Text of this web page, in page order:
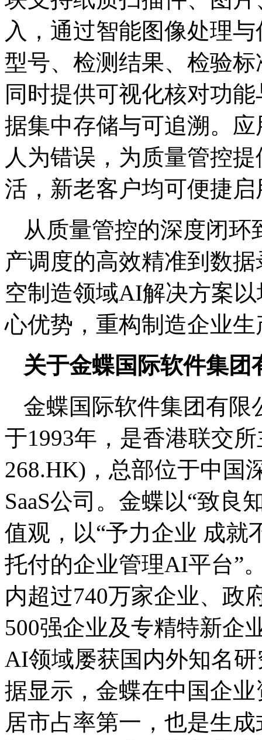
入，通过智能图像处理
型号、检测结果、检验
同时提供可视化核对功
据集中存储与可追溯。
人为错误，为质量管控
活，新老客户均可便捷启
从质量管控的深度闭
产调度的高效精准到数
空制造领域AI解决方案
心优势，重构制造企业
关于金蝶国际软件集团
金蝶国际软件集团有限
于1993年，是香港联交
268.HK)，总部位于中国
SaaS公司。金蝶以“致良
值观，以“予力企业 成就
托付的企业管理AI平台”
内超过740万家企业、政
500强企业及专精特新企
AI领域屡获国内外知名
据显示，金蝶在中国企业
居市占率第一，也是生